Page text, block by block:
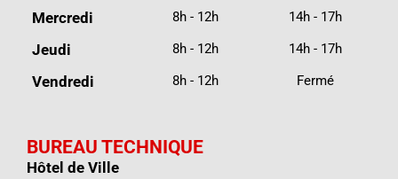
Mercredi 8h - 12h 14h - 17h
Jeudi 8h - 12h 14h - 17h
Vendredi 8h - 12h Fermé
BUREAU TECHNIQUE
Hôtel de Ville